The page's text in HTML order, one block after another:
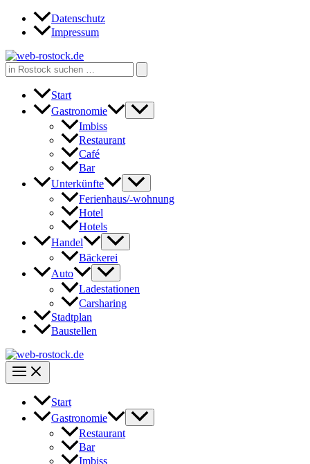
Zum
Inhalt
Datenschutz
Impressum
Search
for:
Start
Gastronomie
Imbiss
Restaurant
Café
Bar
Unterkünfte
Ferienhaus/-wohnung
Hotel
Hotels
Handel
Bäckerei
Auto
Ladestationen
Carsharing
Stadtplan
Baustellen
Start
Gastronomie
Restaurant
Bar
Imbiss